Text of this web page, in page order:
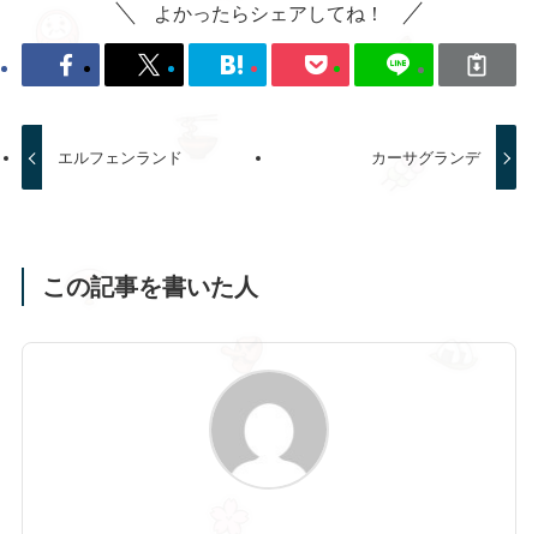
よかったらシェアしてね！
エルフェンランド カーサグランデ
この記事を書いた人